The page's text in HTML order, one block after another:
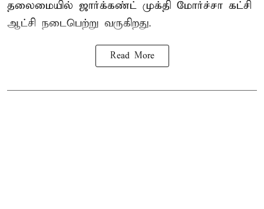
தலைமையில் ஜார்க்கண்ட் முக்தி மோர்ச்சா கட்சி
ஆட்சி நடைபெற்று வருகிறது.
Read More